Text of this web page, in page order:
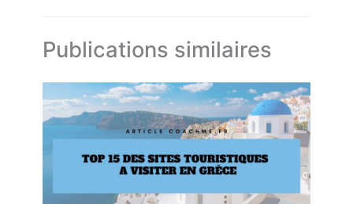
Publications similaires